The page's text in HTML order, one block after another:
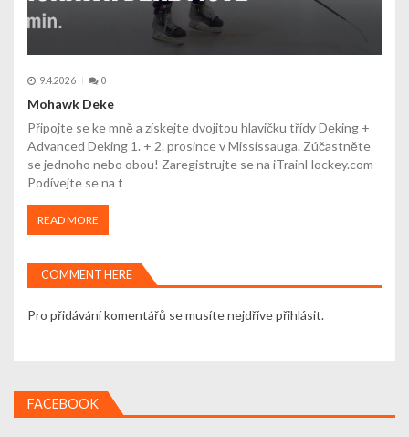
9.4.2026 0
Mohawk Deke
Připojte se ke mně a získejte dvojitou hlavičku třídy Deking +
Advanced Deking 1. + 2. prosince v Mississauga. Zúčastněte
se jednoho nebo obou! Zaregistrujte se na iTrainHockey.com
Podívejte se na t
READ MORE
COMMENT HERE
Pro přidávání komentářů se musíte nejdřívepřihlásit.
FACEBOOK